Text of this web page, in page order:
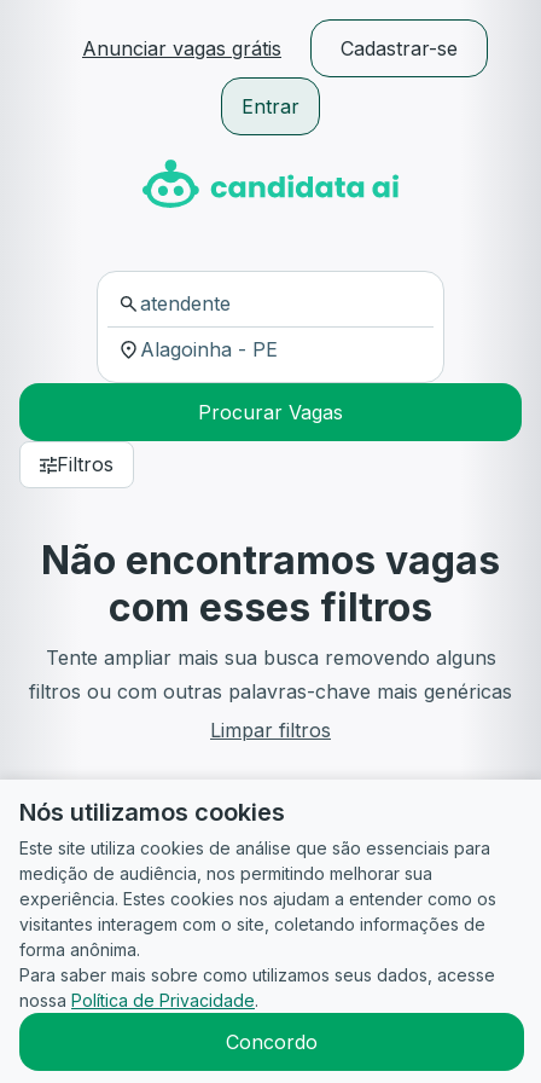
Anunciar vagas grátis Cadastrar-se
Entrar
Procurar Vagas
Filtros
Não encontramos vagas
com esses filtros
Tente ampliar mais sua busca removendo alguns
filtros ou com outras palavras-chave mais genéricas
Limpar filtros
Guia do
Candidato
Para
empresas
Política de
Privacidade
Termos
2026CandidataAI
Nós utilizamos cookies
Este site utiliza cookies de análise que são essenciais para
medição de audiência, nos permitindo melhorar sua
experiência. Estes cookies nos ajudam a entender como os
visitantes interagem com o site, coletando informações de
forma anônima.
Para saber mais sobre como utilizamos seus dados, acesse
nossa Política de Privacidade.
Concordo